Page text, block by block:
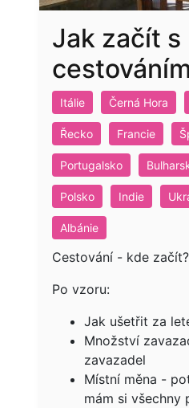
Jak začít s
Itálie Černá Hora
Řecko Francie
Portugalsko
Polsko Indie
Albánie
Cestování - kde
Po vzoru:
Jak ušetřit za
Množství
zavazadel
Místní měna -
mám si všechny